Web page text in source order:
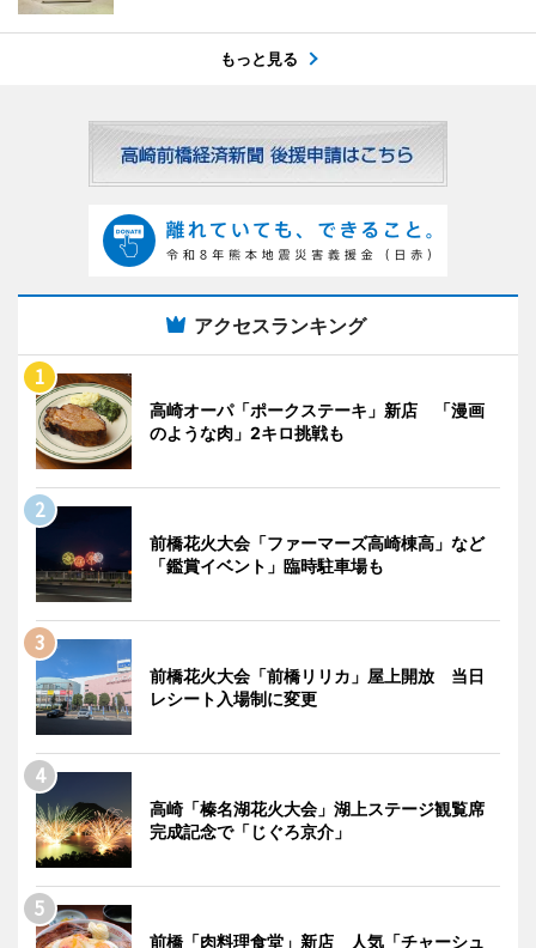
もっと見る
アクセスランキング
高崎オーパ「ポークステーキ」新店 「漫画
のような肉」2キロ挑戦も
前橋花火大会「ファーマーズ高崎棟高」など
「鑑賞イベント」臨時駐車場も
前橋花火大会「前橋リリカ」屋上開放 当日
レシート入場制に変更
高崎「榛名湖花火大会」湖上ステージ観覧席
完成記念で「じぐろ京介」
前橋「肉料理食堂」新店 人気「チャーシュ